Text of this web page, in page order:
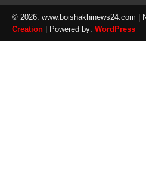
© 2026: www.boishakhinews24.com |
Creation | Powered by: WordPress